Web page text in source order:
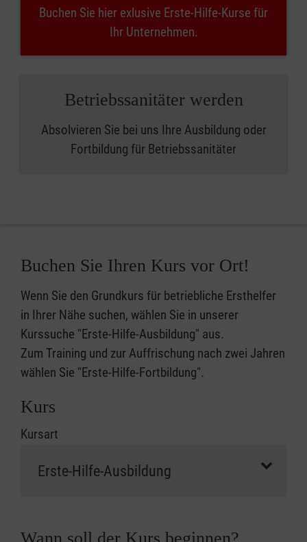
Buchen Sie hier exlusive Erste-Hilfe-Kurse für
Ihr Unternehmen.
Betriebssanitäter werden
Absolvieren Sie bei uns Ihre Ausbildung oder
Fortbildung für Betriebssanitäter
Buchen Sie Ihren Kurs vor Ort!
Wenn Sie den Grundkurs für betriebliche Ersthelfer
in Ihrer Nähe suchen, wählen Sie in unserer
Kurssuche "Erste-Hilfe-Ausbildung" aus.
Zum Training und zur Auffrischung nach zwei Jahren
wählen Sie "Erste-Hilfe-Fortbildung".
Kurs
Kursart